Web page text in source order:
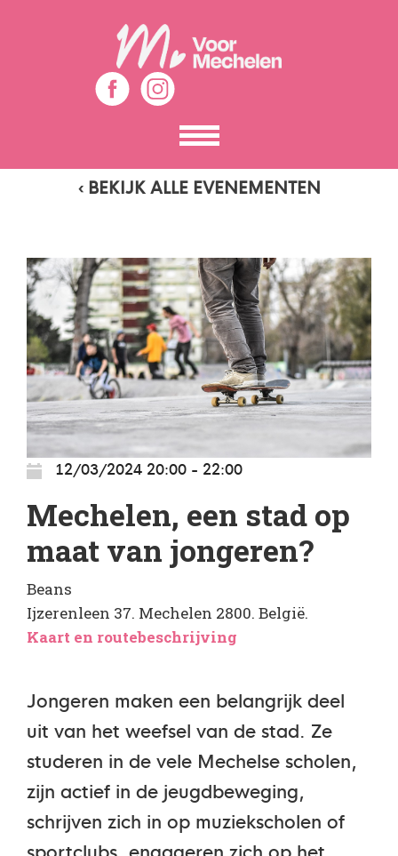
Toon
het
menu
‹ BEKIJK ALLE EVENEMENTEN
12/03/2024 20:00 - 22:00
Mechelen, een stad op
maat van jongeren?
Beans
Ijzerenleen 37. Mechelen 2800. België.
Kaart en routebeschrijving
Jongeren maken een belangrijk deel
uit van het weefsel van de stad. Ze
studeren in de vele Mechelse scholen,
zijn actief in de jeugdbeweging,
schrijven zich in op muziekscholen of
sportclubs, engageren zich op het